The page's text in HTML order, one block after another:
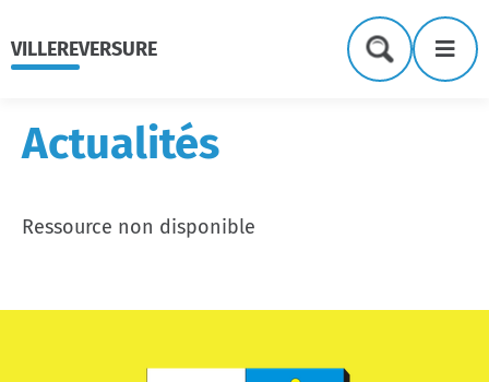
Recherche
VILLEREVERSURE
Formulaire
de
Actualités
Ressource non disponible